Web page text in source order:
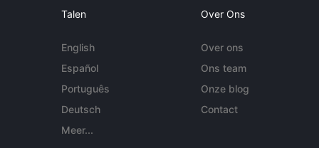
Talen
English
Español
Português
Deutsch
Meer...
Over Ons
Over ons
Ons team
Onze blog
Contact